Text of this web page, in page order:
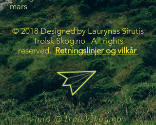
mars
© 2018 Designed by Laurynas Sirutis
Trolsk Skog.no All rights
reserved.Retningslinjer og vilkår
info @ trolskskog.no